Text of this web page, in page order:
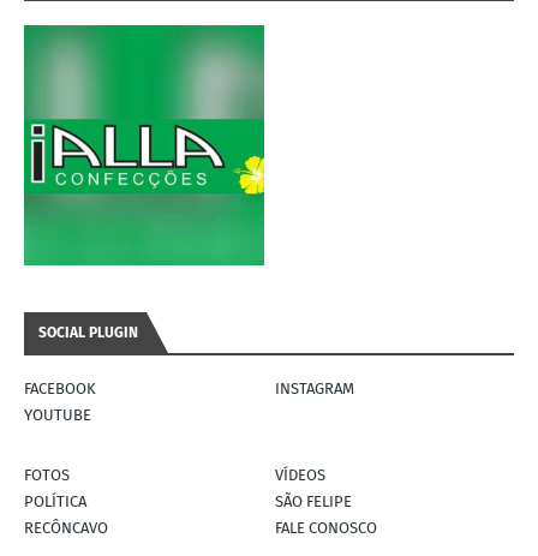
SOCIAL PLUGIN
FACEBOOK
INSTAGRAM
YOUTUBE
FOTOS
VÍDEOS
POLÍTICA
SÃO FELIPE
RECÔNCAVO
FALE CONOSCO